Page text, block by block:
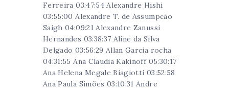
Ferreira 03:47:54 Alexandre Hishi
03:55:00 Alexandre T. de Assumpcão
Saigh 04:09:21 Alexandre Zanussi
Hernandes 03:38:37 Aline da Silva
Delgado 03:56:29 Allan Garcia rocha
04:31:55 Ana Claudia Kakinoff 05:30:17
Ana Helena Megale Biagiotti 03:52:58
Ana Paula Simões 03:10:31 Andre